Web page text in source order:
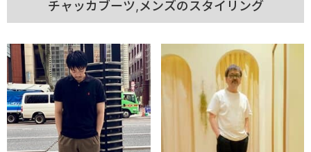
チャッカブーツ,メンズのスタイリング